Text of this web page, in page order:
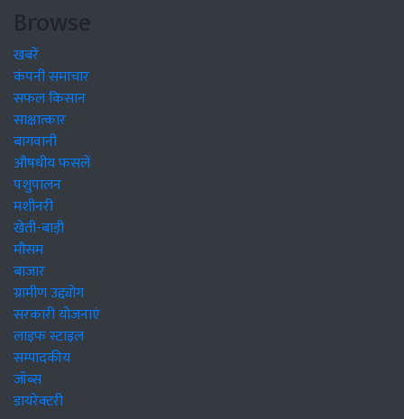
Browse
खबरें
कंपनी समाचार
सफल किसान
साक्षात्कार
बागवानी
औषधीय फसलें
पशुपालन
मशीनरी
खेती-बाड़ी
मौसम
बाजार
ग्रामीण उद्द्योग
सरकारी योजनाएं
लाइफ स्टाइल
सम्पादकीय
जॉब्स
डायरेक्टरी